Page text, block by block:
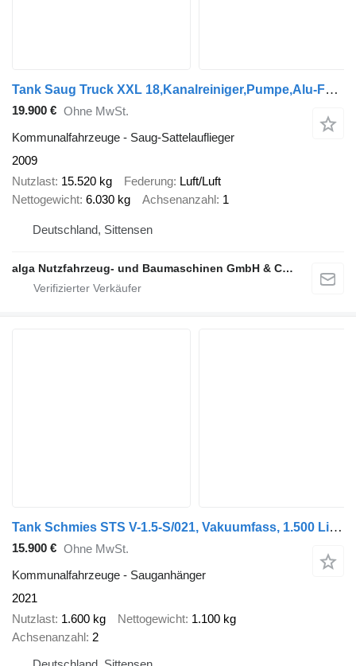
Tank Saug Truck XXL 18,Kanalreiniger,Pumpe,Alu-Felgen
19.900 € Ohne MwSt.
Kommunalfahrzeuge - Saug-Sattelauflieger
2009
Nutzlast 15.520 kg Federung Luft/Luft
Nettogewicht 6.030 kg Achsenanzahl 1
Deutschland, Sittensen
alga Nutzfahrzeug- und Baumaschinen GmbH & Co. KG
Tank Schmies STS V-1.5-S/021, Vakuumfass, 1.500 Liter
15.900 € Ohne MwSt.
Kommunalfahrzeuge - Sauganhänger
2021
Nutzlast 1.600 kg Nettogewicht 1.100 kg
Achsenanzahl 2